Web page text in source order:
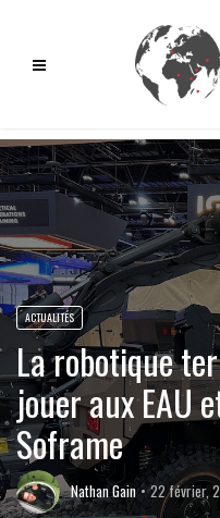
ACTUALITÉS
La robotique
jouer aux EAU
Soframe
Nathan Gain 22 février,